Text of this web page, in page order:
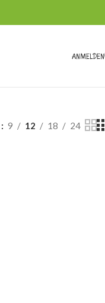
ANMELDEN
9 12 18 24